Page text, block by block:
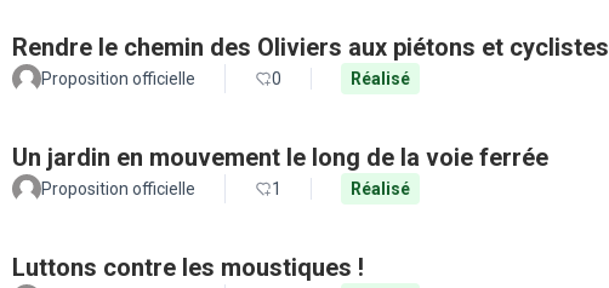
Rendre le chemin des Oliviers aux piétons et cyclistes
Proposition officielle 0 Réalisé
Un jardin en mouvement le long de la voie ferrée
Proposition officielle 1 Réalisé
Luttons contre les moustiques !